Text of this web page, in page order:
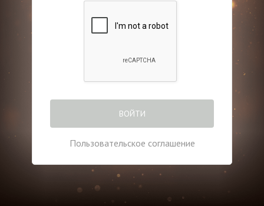
ВОЙТИ
Пользовательское соглашение